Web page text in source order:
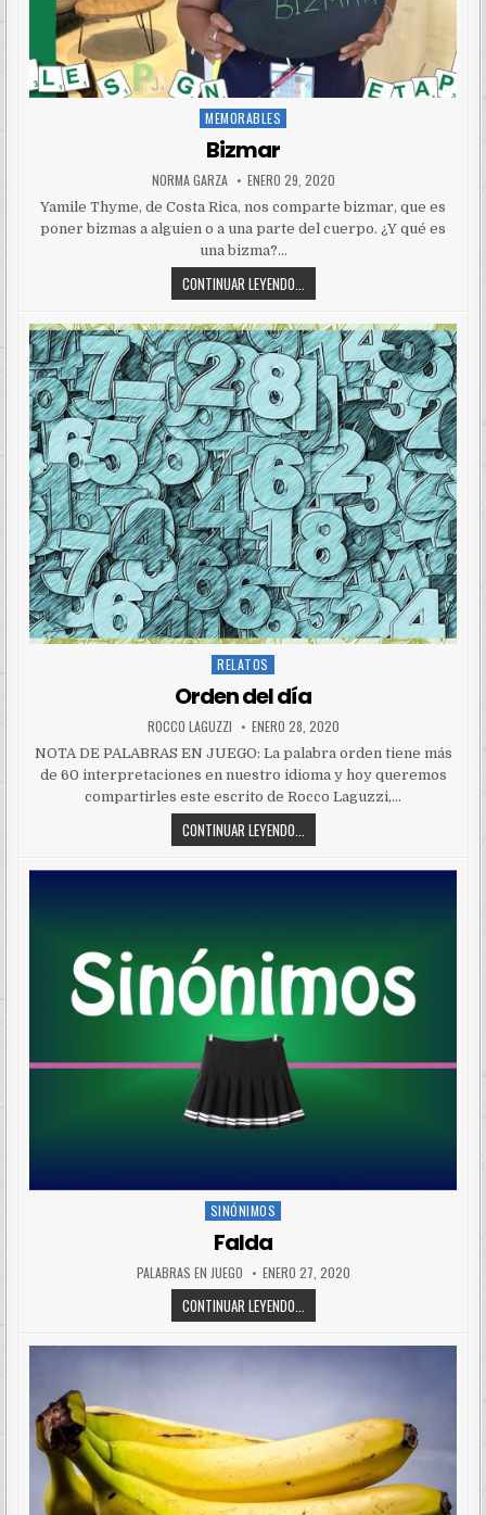
Posted
in
MEMORABLES
Bizmar
NORMA GARZA ENERO 29, 2020
Yamile Thyme, de Costa Rica, nos comparte bizmar, que es
poner bizmas a alguien o a una parte del cuerpo. ¿Y qué es
una bizma?…
CONTINUAR LEYENDO...
Posted
in
RELATOS
Orden del día
ROCCO LAGUZZI ENERO 28, 2020
NOTA DE PALABRAS EN JUEGO: La palabra orden tiene más
de 60 interpretaciones en nuestro idioma y hoy queremos
compartirles este escrito de Rocco Laguzzi,…
CONTINUAR LEYENDO...
Posted
in
SINÓNIMOS
Falda
PALABRAS EN JUEGO ENERO 27, 2020
CONTINUAR LEYENDO...